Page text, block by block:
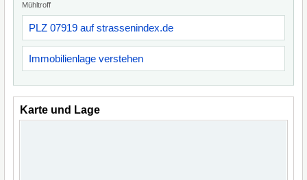
Mühltroff
PLZ 07919 auf strassenindex.de
Immobilienlage verstehen
Karte und Lage